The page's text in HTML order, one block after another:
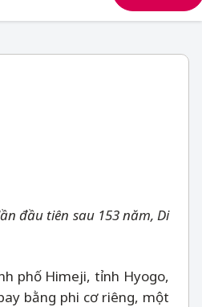
đầu tiên sau 153 năm, Di
phố Himeji, tỉnh Hyogo,
bằng phi cơ riêng, một